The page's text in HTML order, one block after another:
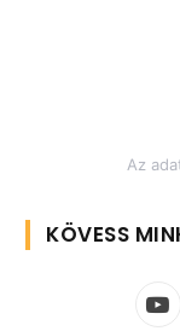
Az
KÖVESS